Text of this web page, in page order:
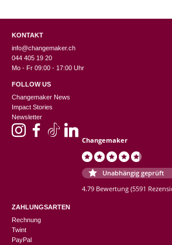
KONTAKT
info@changemaker.ch
044 405 19 20
Mo - Fr 09:00 - 17:00 Uhr
FOLLOW US
Changemaker News
Impact Stories
Newsletter
Changemaker
Unabhängig geprüft
4.79 Bewertung (5591
ZAHLUNGSARTEN
Rechnung
Twint
PayPal